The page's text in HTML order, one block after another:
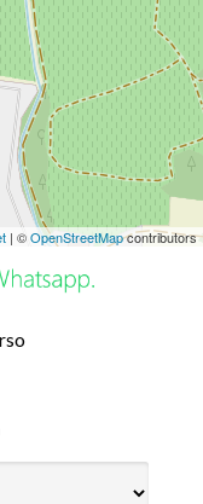
| ©OpenStreetMapcontributors